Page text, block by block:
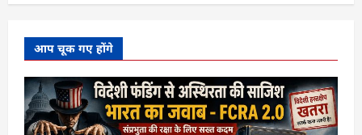
आप चूक गए होंगे